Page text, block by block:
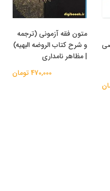
متون فقه آزمونی (ترجمه
و شرح کتاب الروضه البهیه)
| مظاهر نامداری
470,000 تومان